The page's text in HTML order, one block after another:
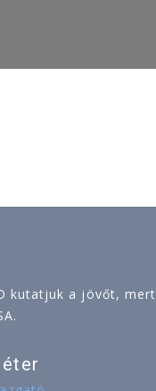
kutatjuk a jövőt, mert